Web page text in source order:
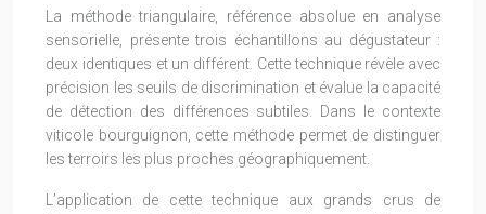
La méthode triangulaire, référence absolue en analyse
sensorielle, présente trois échantillons au dégustateur :
deux identiques et un différent. Cette technique révèle avec
précision les seuils de discrimination et évalue la capacité
de détection des différences subtiles. Dans le contexte
viticole bourguignon, cette méthode permet de distinguer
les terroirs les plus proches géographiquement.
L’application de cette technique aux grands crus de